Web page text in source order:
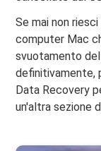
Se mai non
computer Mac
svuotamento
definitivamente,
Data Recovery
un'altra sezione